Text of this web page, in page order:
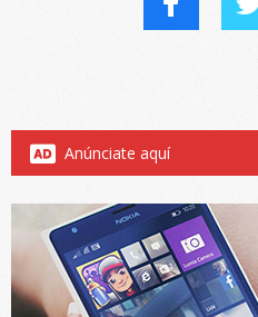
Anúnciate aquí